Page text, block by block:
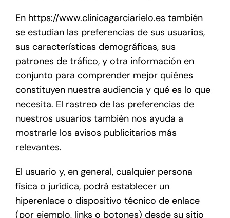
En https://www.clinicagarciarielo.es también
se estudian las preferencias de sus usuarios,
sus características demográficas, sus
patrones de tráfico, y otra información en
conjunto para comprender mejor quiénes
constituyen nuestra audiencia y qué es lo que
necesita. El rastreo de las preferencias de
nuestros usuarios también nos ayuda a
mostrarle los avisos publicitarios más
relevantes.
El usuario y, en general, cualquier persona
física o jurídica, podrá establecer un
hiperenlace o dispositivo técnico de enlace
(por ejemplo, links o botones) desde su sitio